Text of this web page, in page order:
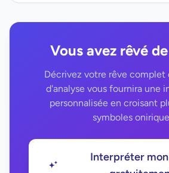
Vous avez rêvé
Décrivez votre rêve
d'analyse vous fournira une
personnalisée en croisant
symboles
Interpréter